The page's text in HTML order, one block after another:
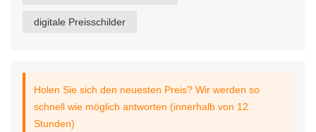
digitale Preisschilder
Holen Sie sich den neuesten Preis? Wir werden so
schnell wie möglich antworten (innerhalb von 12
Stunden)